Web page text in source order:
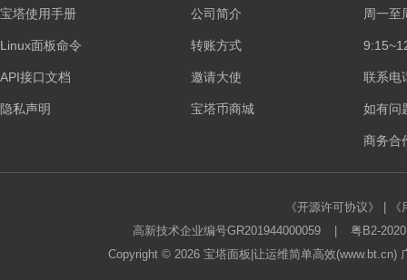
宝塔使用手册
Linux面板命令
API接口文档
隐私声明
公司简介
转账方式
邀请大使
宝塔币商城
周一至
联系电
如有问
商务合
《开源许可协议》
高新技术企业编号GR201944000059
粤B2-
Copyright © 2026 宝塔面板 |让运维简单高效